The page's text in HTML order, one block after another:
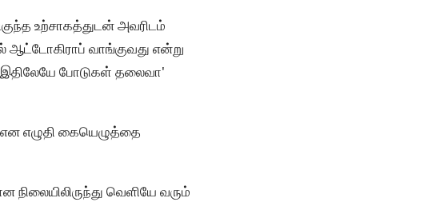
உற்சாகத்துடன் அவரிடம்
வாங்குவது என்று
போடுகள் தலைவா'
எழுதி கையெழுத்தை
வெளியே வரும்